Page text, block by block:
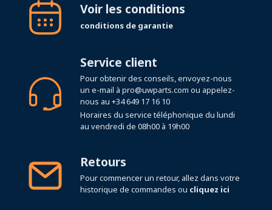
Voir les conditions
conditions de garantie
Service client
Pour obtenir des conseils, envoyez-nous
un e-mail à pro@uwparts.com ou appelez-
nous au +34 649 17 16 10
Horaires du service téléphonique du lundi
au vendredi de 08h00 à 19h00
Retours
Pour commencer un retour, allez dans votre
historique de commandes ou cliquez ici